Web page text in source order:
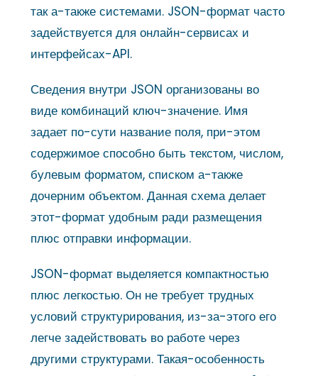
так а-также системами. JSON-формат часто
задействуется для онлайн-сервисах и
интерфейсах-API.
Сведения внутри JSON организованы во
виде комбинаций ключ-значение. Имя
задает по-сути название поля, при-этом
содержимое способно быть текстом, числом,
булевым форматом, списком а-также
дочерним объектом. Данная схема делает
этот-формат удобным ради размещения
плюс отправки информации.
JSON-формат выделяется компактностью
плюс легкостью. Он не требует трудных
условий структурирования, из-за-этого его
легче задействовать во работе через
другими структурами. Такая-особенность